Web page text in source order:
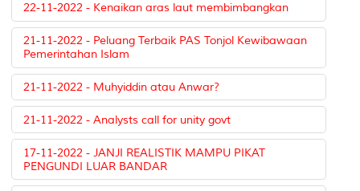
22-11-2022 - Kenaikan aras laut membimbangkan
21-11-2022 - Peluang Terbaik PAS Tonjol Kewibawaan
Pemerintahan Islam
21-11-2022 - Muhyiddin atau Anwar?
21-11-2022 - Analysts call for unity govt
17-11-2022 - JANJI REALISTIK MAMPU PIKAT
PENGUNDI LUAR BANDAR